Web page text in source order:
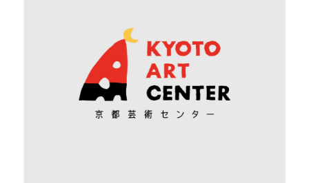
京都芸術センターってどんなところ？
京都芸術センターの歩み
概要・理念・運営体制
連携事業のご案内
お問い合わせ
サイトポリシー&プライバシーポリシー